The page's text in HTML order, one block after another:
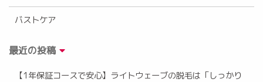
バストケア
最近の投稿
【1年保証コースで安心】ライトウェーブの脱毛は「しっかり